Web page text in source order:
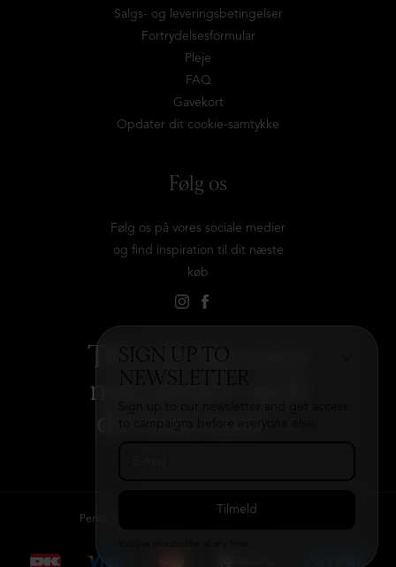
SIGN UP TO
Salgs- og leveringsbetingelser
Fortrydelsesformular
Pleje
FAQ
Gavekort
Opdater dit cookie-samtykke
Følg os
Følg os på vores sociale medier
og find inspiration til dit næste
køb
Tilmeld dig vores
nyhedsbrev og få
Persondatapolitik